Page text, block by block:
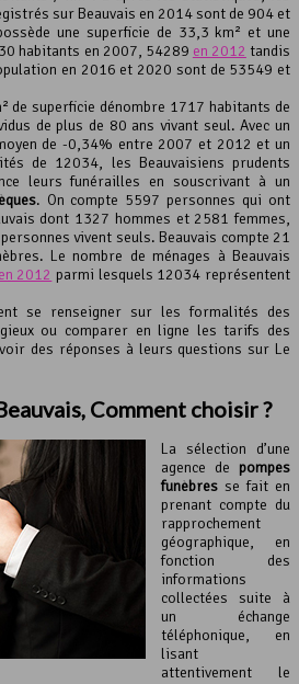
Leaflet, ©OpenStreetMapcontributeurs
sur Beauvais en 2014 sont de 904 et
une superficie de 33,3 km² et une
habitants en 2007, 54289 en 2012 tandis
en 2016 et 2020 sont de 53549 et
de superficie dénombre 1717 habitants de
de plus de 80 ans vivant seul. Avec un
de -0,34% entre 2007 et 2012 et un
de 12034, les Beauvaisiens prudents
leurs funérailles en souscrivant à un
. On compte 5597 personnes qui ont
dont 1327 hommes et 2581 femmes,
vivent seuls. Beauvais compte 21
Le nombre de ménages à Beauvais
en 2012 parmi lesquels 12034 représentent
se renseigner sur les formalités des
ou comparer en ligne les tarifs des
des réponses à leurs questions sur Le
Comment choisir ?
La sélection d’une
agence de pompes
funèbres se fait en
prenant compte du
rapprochement
géographique, en
fonction des
informations
collectées suite à
un échange
téléphonique, en
lisant
attentivement le